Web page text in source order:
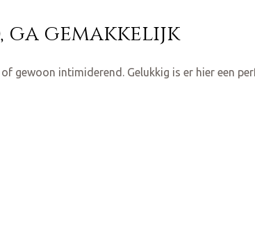
ga gemakkelijk
gewoon intimiderend. Gelukkig is er hier een